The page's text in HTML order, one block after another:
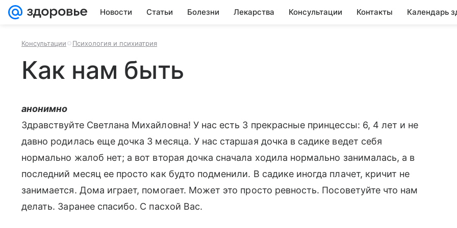
Новости Статьи Болезни Лекарства Консультации Контакты Календарь
Консультации Психология и психиатрия
Как нам быть
анонимно
Здравствуйте Светлана Михайловна! У нас есть 3 прекрасные принцессы: 6, 4 лет и не
давно родилась еще дочка 3 месяца. У нас старшая дочка в садике ведет себя
нормально жалоб нет; а вот вторая дочка сначала ходила нормально занималась, а в
последний месяц ее просто как будто подменили. В садике иногда плачет, кричит не
занимается. Дома играет, помогает. Может это просто ревность. Посоветуйте что нам
делать. Заранее спасибо. С пасхой Вас.